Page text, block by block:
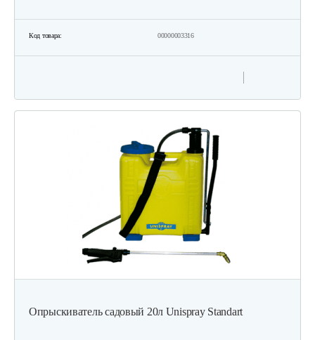
Код товара: 00000003316
Опрыскиватель садовый 20л Unispray Standart